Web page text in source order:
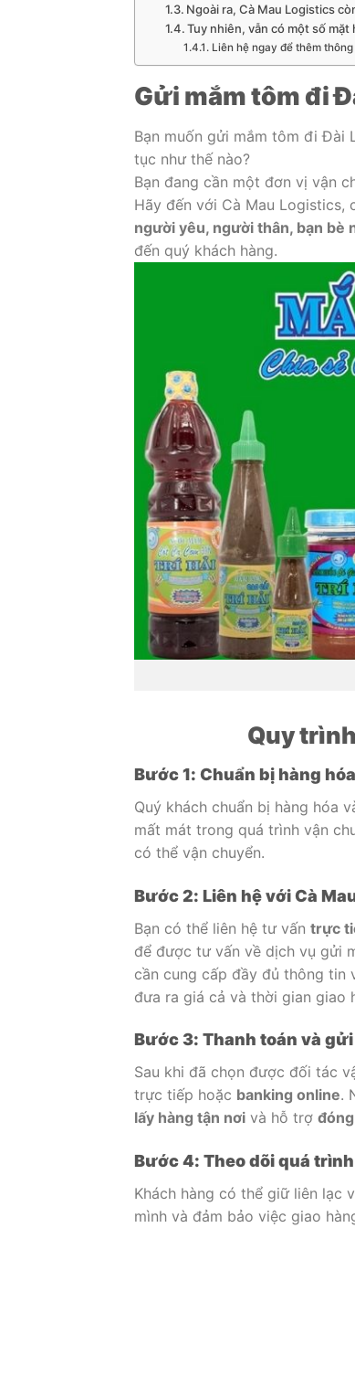
Ngoài ra, Cà Mau Logistics
Tuy nhiên, vẫn có một số
Liên hệ ngay để thêm
Gửi mắm tôm đi
Bạn muốn gửi mắm tôm đi Đài
tục như thế nào?
Bạn đang cần một đơn vị vận
Hãy đến với Cà Mau Logistics,
người yêu, người thân, bạn bè
đến quý khách hàng.
Quy
Bước 1: Chuẩn bị hàng
Quý khách chuẩn bị hàng hóa
mất mát trong quá trình vận
có thể vận chuyển.
Bước 2: Liên hệ với Cà
Bạn có thể liên hệ tư vấn trực
để được tư vấn về dịch vụ gửi
cần cung cấp đầy đủ thông tin
đưa ra giá cả và thời gian giao
Bước 3: Thanh toán và
Sau khi đã chọn được đối tác
trực tiếp hoặc banking online.
lấy hàng tận nơi và hỗ trợ
Bước 4: Theo dõi quá
Khách hàng có thể giữ liên lạc
mình và đảm bảo việc giao